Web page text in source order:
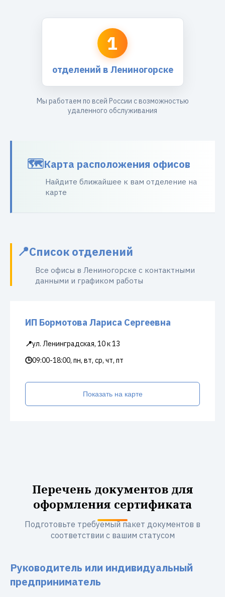
1
отделений в Лениногорске
Мы работаем по всей России с возможностью
удаленного обслуживания
Карта расположения офисов
Найдите ближайшее к вам отделение на
карте
Список отделений
Все офисы в Лениногорске с контактными
данными и графиком работы
ИП Бормотова Лариса Сергеевна
📍ул. Ленинградская, 10 к 13
🕒09:00-18:00, пн, вт, ср, чт, пт
Показать на карте
Перечень документов для
оформления сертификата
Подготовьте требуемый пакет документов в
соответствии с вашим статусом
Руководитель или индивидуальный
предприниматель